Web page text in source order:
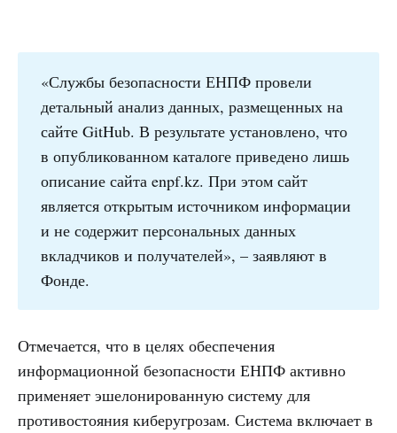
«Службы безопасности ЕНПФ провели
детальный анализ данных, размещенных на
сайте GitHub. В результате установлено, что
в опубликованном каталоге приведено лишь
описание сайта enpf.kz. При этом сайт
является открытым источником информации
и не содержит персональных данных
вкладчиков и получателей», – заявляют в
Фонде.
Отмечается, что в целях обеспечения
информационной безопасности ЕНПФ активно
применяет эшелонированную систему для
противостояния киберугрозам. Система включает в